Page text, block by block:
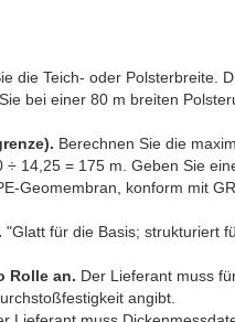
die Teich- oder Polsterbreite.
bei einer 80 m breiten
Berechnen Sie die
14,25 = 175 m. Geben Sie
Geomembran, konform mit
"Glatt für die Basis; strukturiert
Rolle an. Der Lieferant muss
angibt.